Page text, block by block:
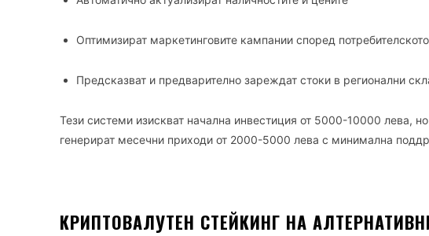
Оптимизират маркетинговите кампании според
Предсказват и предварително зареждат стоки в регионални
Тези системи изискват начална инвестиция от 5000-10000 лева,
генерират месечни приходи от 2000-5000 лева с минимална
КРИПТОВАЛУТЕН СТЕЙКИНГ НА